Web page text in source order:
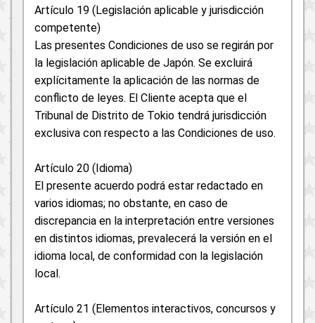
Artículo 19 (Legislación aplicable y jurisdicción
competente)
Las presentes Condiciones de uso se regirán por
la legislación aplicable de Japón. Se excluirá
explícitamente la aplicación de las normas de
conflicto de leyes. El Cliente acepta que el
Tribunal de Distrito de Tokio tendrá jurisdicción
exclusiva con respecto a las Condiciones de uso.
Artículo 20 (Idioma)
El presente acuerdo podrá estar redactado en
varios idiomas; no obstante, en caso de
discrepancia en la interpretación entre versiones
en distintos idiomas, prevalecerá la versión en el
idioma local, de conformidad con la legislación
local.
Artículo 21 (Elementos interactivos, concursos y